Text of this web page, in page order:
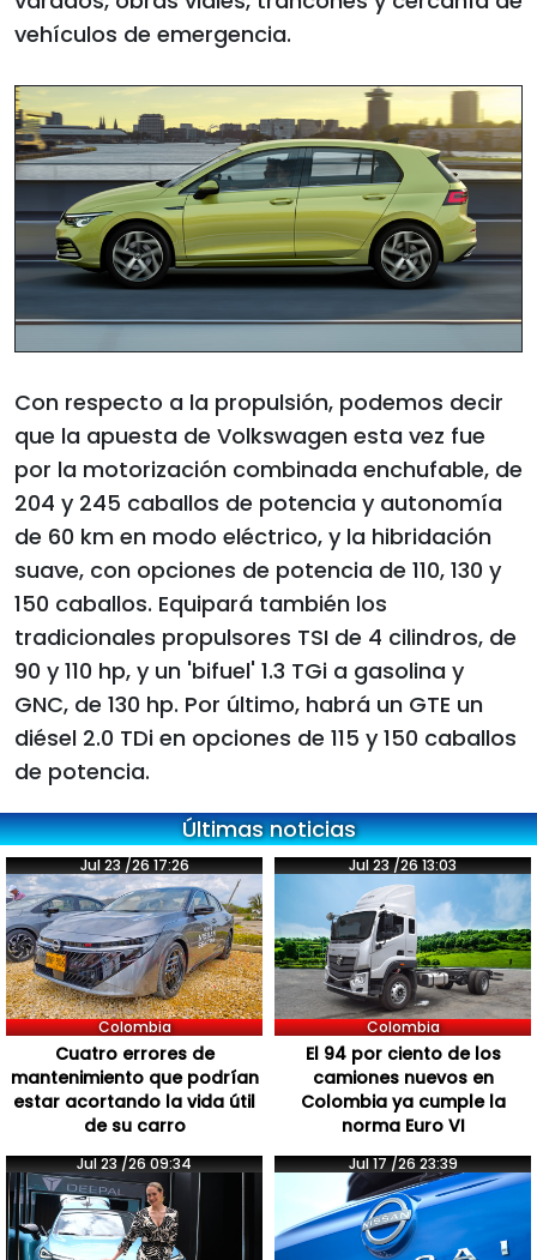
vehículos de emergencia.
Con respecto a la propulsión, podemos decir
que la apuesta de Volkswagen esta vez fue
por la motorización combinada enchufable, de
204 y 245 caballos de potencia y autonomía
de 60 km en modo eléctrico, y la hibridación
suave, con opciones de potencia de 110, 130 y
150 caballos. Equipará también los
tradicionales propulsores TSI de 4 cilindros, de
90 y 110 hp, y un 'bifuel' 1.3 TGi a gasolina y
GNC, de 130 hp. Por último, habrá un GTE un
diésel 2.0 TDi en opciones de 115 y 150 caballos
de potencia.
Últimas noticias
Jul 23 /26 17:26
Colombia
Cuatro errores de
mantenimiento que podrían
estar acortando la vida útil
de su carro
Jul 23 /26 13:03
Colombia
El 94 por ciento de los
camiones nuevos en
Colombia ya cumple la
norma Euro VI
Jul 23 /26 09:34 Jul 17 /26 23:39